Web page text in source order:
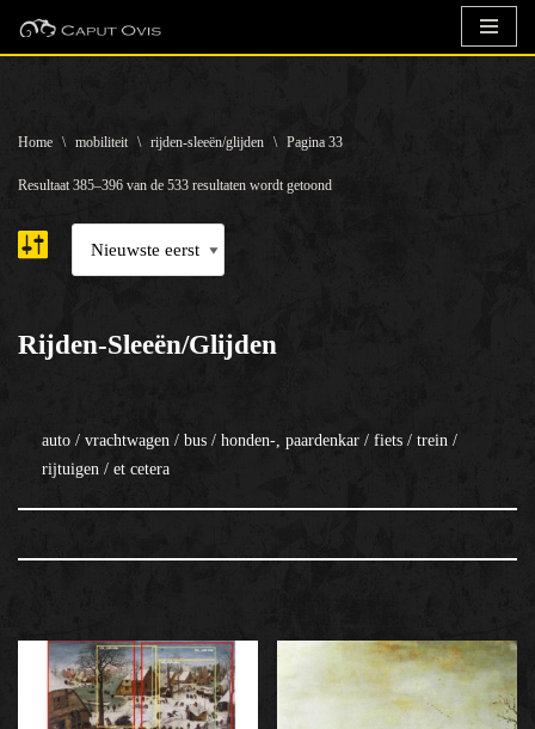
inhoud
Home \ mobiliteit \ rijden-sleeën/glijden \ Pagina 33
Resultaat 385–396 van de 533 resultaten wordt getoond
Rijden-Sleeën/glijden
auto / vrachtwagen / bus / honden-, paardenkar / fiets / trein /
rijtuigen / et cetera